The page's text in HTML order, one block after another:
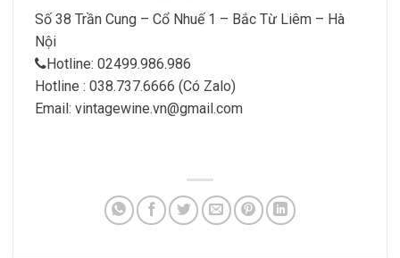
Số 38 Trần Cung – Cổ Nhuế 1 – Bắc Từ Liêm – Hà
Nội
Hotline: 02499.986.986
Hotline : 038.737.6666 (Có Zalo)
Email: vintagewine.vn@gmail.com